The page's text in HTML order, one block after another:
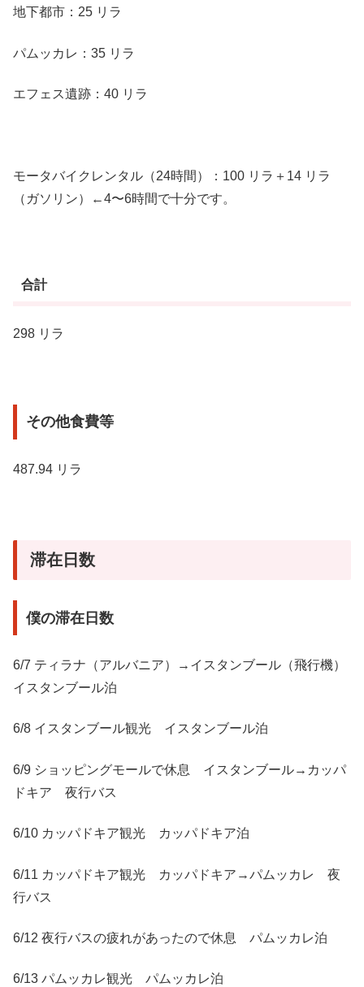
地下都市：25 リラ
パムッカレ：35 リラ
エフェス遺跡：40 リラ
モータバイクレンタル（24時間）：100 リラ＋14 リラ
（ガソリン）←4〜6時間で十分です。
合計
298 リラ
その他食費等
487.94 リラ
滞在日数
僕の滞在日数
6/7 ティラナ（アルバニア）→イスタンブール（飛行機）
イスタンブール泊
6/8 イスタンブール観光 イスタンブール泊
6/9 ショッピングモールで休息 イスタンブール→カッパ
ドキア 夜行バス
6/10 カッパドキア観光 カッパドキア泊
6/11 カッパドキア観光 カッパドキア→パムッカレ 夜
行バス
6/12 夜行バスの疲れがあったので休息 パムッカレ泊
6/13 パムッカレ観光 パムッカレ泊